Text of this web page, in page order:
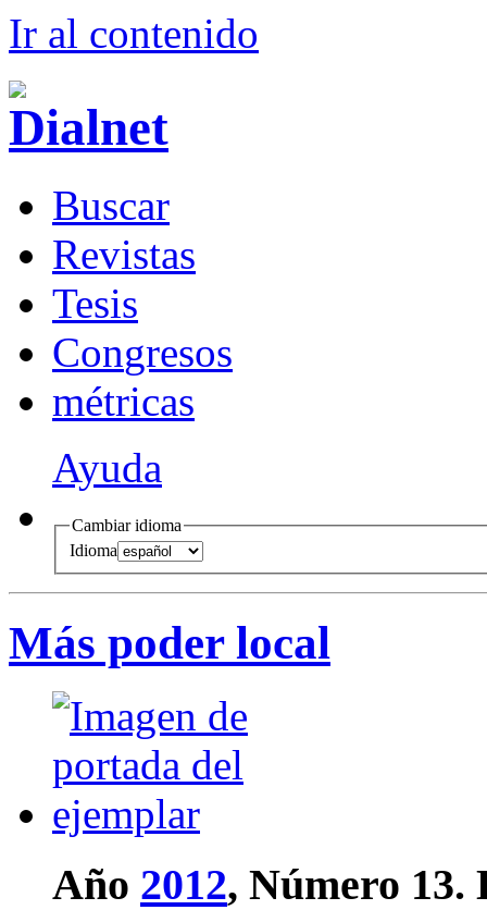
Ir al contenido
Buscar
Revistas
Tesis
Congresos
métricas
Ayuda
Cambiar idioma
Idioma
Más poder local
Año 2012, Número 13.